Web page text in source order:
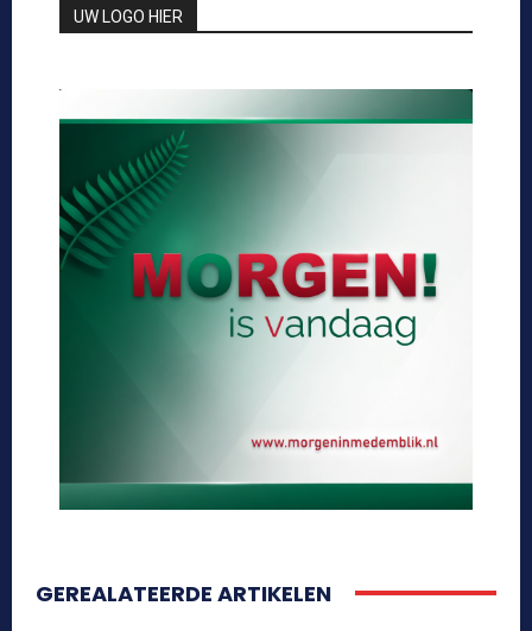
UW LOGO HIER
GEREALATEERDE ARTIKELEN